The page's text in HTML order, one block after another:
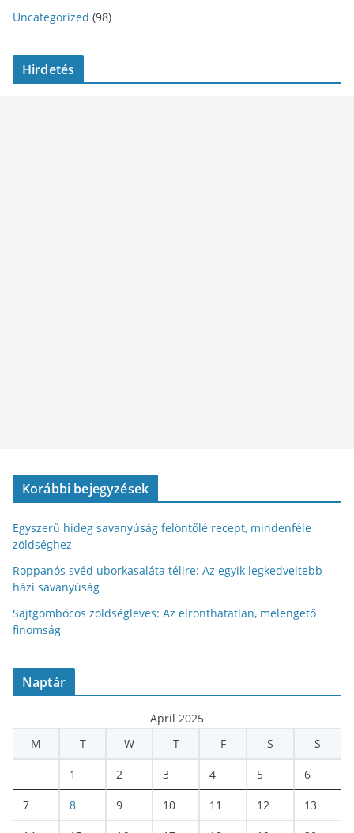
Uncategorized (98)
Hirdetés
Korábbi bejegyzések
Egyszerű hideg savanyúság felöntőlé recept, mindenféle
zöldséghez
Roppanós svéd uborkasaláta télire: Az egyik legkedveltebb
házi savanyúság
Sajtgombócos zöldségleves: Az elronthatatlan, melengető
finomság
Naptár
April 2025
M
T W T F S S
1 2 3 4 5 6
7 8 9 10 11 12 13